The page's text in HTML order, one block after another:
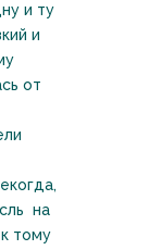
и ту
и
от
на
тому